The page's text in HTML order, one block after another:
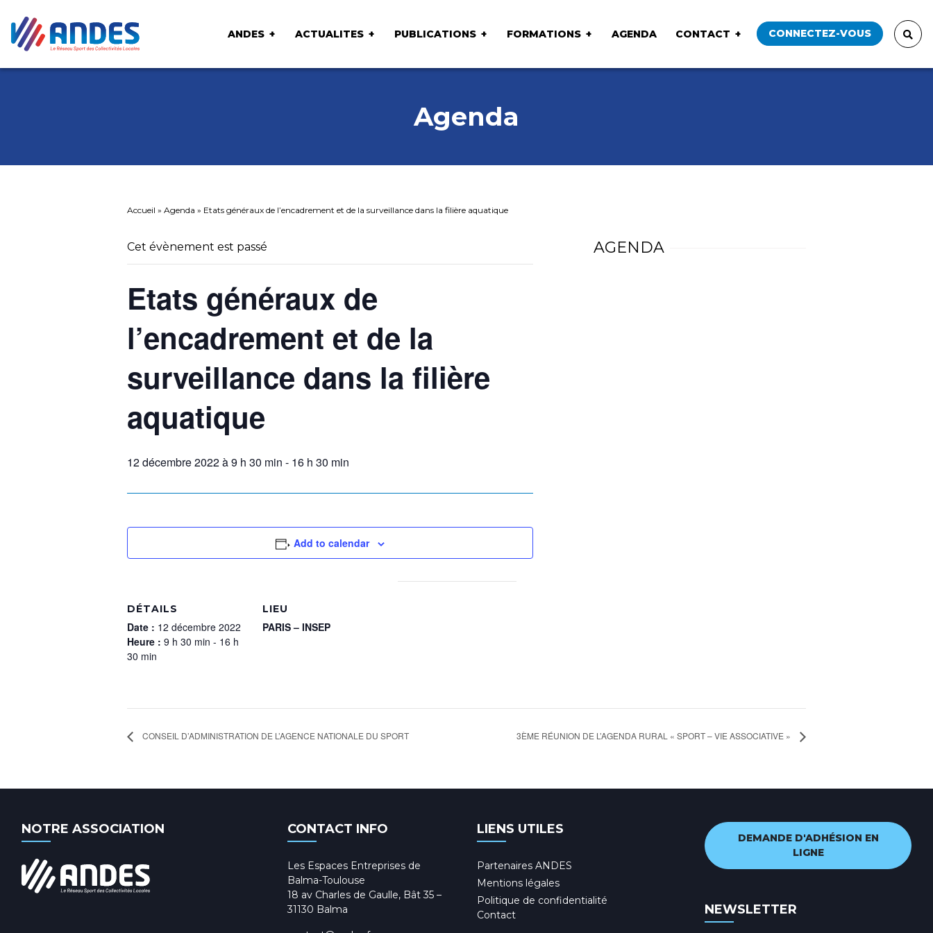
ANDES ACTUALITES PUBLICATIONS FORMATIONS AGENDA CONTACT CONNECTEZ-VOUS
Agenda
Accueil » Agenda » Etats généraux de l’encadrement et de la surveillance dans la filière aquatique
Cet évènement est passé
Etats généraux de
l’encadrement et de la
surveillance dans la filière
aquatique
12 décembre 2022 à 9 h 30 min - 16 h 30 min
Add to calendar
DÉTAILS
Date : 12 décembre 2022
Heure : 9 h 30 min - 16 h
30 min
LIEU
PARIS – INSEP
AGENDA
CONSEIL D’ADMINISTRATION DE L’AGENCE NATIONALE DU SPORT 3ÈME RÉUNION DE L’AGENDA RURAL « SPORT – VIE ASSOCIATIVE »
NOTRE ASSOCIATION CONTACT INFO
Les Espaces Entreprises de
Balma-Toulouse
18 av Charles de Gaulle, Bât 35 –
31130 Balma
LIENS UTILES
Partenaires ANDES
Mentions légales
Politique de confidentialité
Contact
DEMANDE D'ADHÉSION EN
LIGNE
NEWSLETTER